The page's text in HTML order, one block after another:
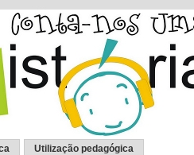
Utilização pedagógica